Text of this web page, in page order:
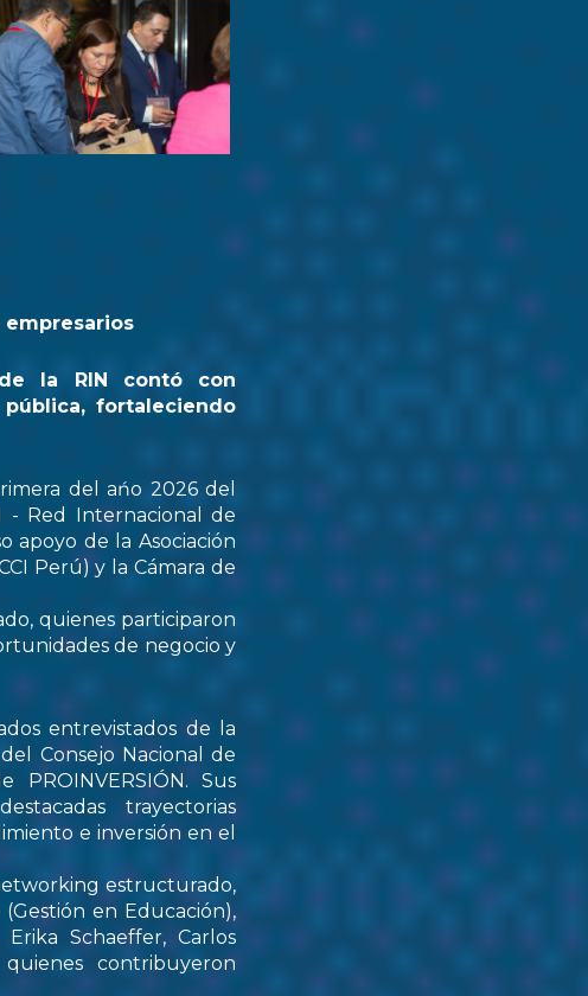
empresarios
la RIN contó con
fortaleciendo
del ańo 2026 del
- Red Internacional de
apoyo de la Asociación
Perú) y la Cámara de
quienes participaron
de negocio y
entrevistados de la
Consejo Nacional de
Sus
trayectorias
e inversión en el
estructurado,
en Educación),
Schaeffer, Carlos
contribuyeron